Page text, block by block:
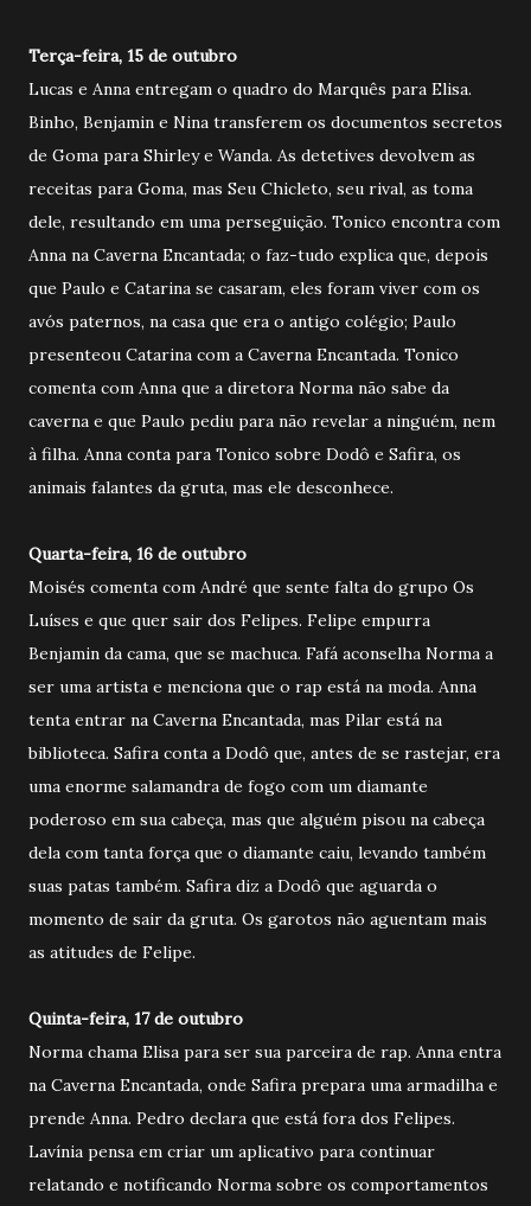
Terça-feira, 15 de outubro
Lucas e Anna entregam o quadro do Marquês para Elisa.
Binho, Benjamin e Nina transferem os documentos secretos
de Goma para Shirley e Wanda. As detetives devolvem as
receitas para Goma, mas Seu Chicleto, seu rival, as toma
dele, resultando em uma perseguição. Tonico encontra com
Anna na Caverna Encantada; o faz-tudo explica que, depois
que Paulo e Catarina se casaram, eles foram viver com os
avós paternos, na casa que era o antigo colégio; Paulo
presenteou Catarina com a Caverna Encantada. Tonico
comenta com Anna que a diretora Norma não sabe da
caverna e que Paulo pediu para não revelar a ninguém, nem
à filha. Anna conta para Tonico sobre Dodô e Safira, os
animais falantes da gruta, mas ele desconhece.
Quarta-feira, 16 de outubro
Moisés comenta com André que sente falta do grupo Os
Luíses e que quer sair dos Felipes. Felipe empurra
Benjamin da cama, que se machuca. Fafá aconselha Norma a
ser uma artista e menciona que o rap está na moda. Anna
tenta entrar na Caverna Encantada, mas Pilar está na
biblioteca. Safira conta a Dodô que, antes de se rastejar, era
uma enorme salamandra de fogo com um diamante
poderoso em sua cabeça, mas que alguém pisou na cabeça
dela com tanta força que o diamante caiu, levando também
suas patas também. Safira diz a Dodô que aguarda o
momento de sair da gruta. Os garotos não aguentam mais
as atitudes de Felipe.
Quinta-feira, 17 de outubro
Norma chama Elisa para ser sua parceira de rap. Anna entra
na Caverna Encantada, onde Safira prepara uma armadilha e
prende Anna. Pedro declara que está fora dos Felipes.
Lavínia pensa em criar um aplicativo para continuar
relatando e notificando Norma sobre os comportamentos